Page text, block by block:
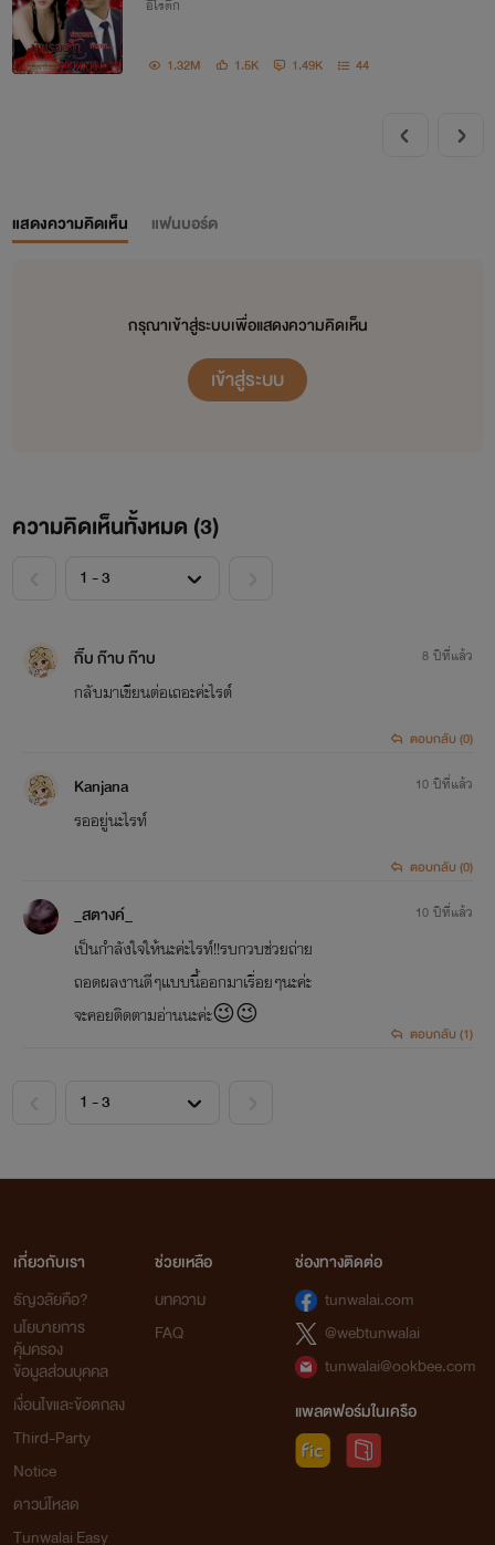
อีโรติก
1.32M 1.5K 1.49K 44
แสดงความคิดเห็น แฟนบอร์ด
กรุณาเข้าสู่ระบบเพื่อแสดงความคิดเห็น
เข้าสู่ระบบ
ความคิดเห็นทั้งหมด (3)
กิ๊บ ก๊าบ ก๊าบ
กลับมาเขียนต่อเถอะค่ะไรต์
8 ปีที่แล้ว
ตอบกลับ (0)
Kanjana
รออยู่นะไรท์
10 ปีที่แล้ว
ตอบกลับ (0)
_สตางค์_
เป็นกำลังใจให้นะค่ะไรท์!!รบกวบช่วยถ่าย
ถอดผลงานดีๆแบบนี้ออกมาเรื่อยๆนะค่ะ
จะคอยติดตามอ่านนะค่ะ😉😉
10 ปีที่แล้ว
ตอบกลับ (1)
เกี่ยวกับเรา
ธัญวลัยคือ?
นโยบายการ
คุ้มครอง
ข้อมูลส่วนบุคคล
เงื่อนไขและข้อตกลง
Third-Party
Notice
ดาวน์โหลด
Tunwalai Easy
ช่วยเหลือ
บทความ
FAQ
ช่องทางติดต่อ
tunwalai.com
@webtunwalai
tunwalai@ookbee.com
แพลตฟอร์มในเครือ